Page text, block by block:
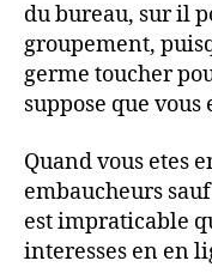
du bureau, sur il
groupement,
germe toucher
suppose que vous
Quand vous etes
embaucheurs
est impraticable
interesses en en